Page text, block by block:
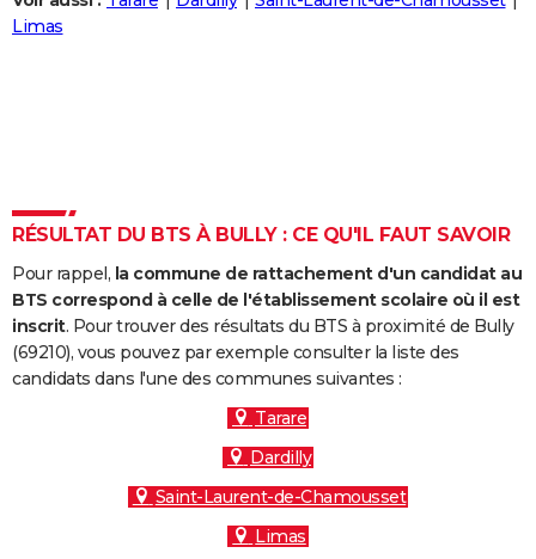
Destinations
City break
Voyage nature
Voyage de noces
Forum
Climat
+
PHOTO
Carte de Noël
Carte Bonne année
Carte Saint-Valentin
Carte Pâques
Carte d'anniversaire
DICTIONNAIRE
Dictionnaire
Biographies
Citations
Expressions
Proverbes
PROGRAMME TV
COPAINS D'AVANT
S'inscrire
Se connecter
Lycées
Collèges
Primaires
Universités
Entreprises
Service militaire
Avis de recherche
AVIS DE DÉCÈS
Limas
RÉSULTAT DU BTS À BULLY : CE QU'IL FAUT SAVOIR
Pour rappel, la commune de rattachement d'un candidat au
BTS correspond à celle de l'établissement scolaire où il est
inscrit. Pour trouver des résultats du BTS à proximité de Bully
(69210), vous pouvez par exemple consulter la liste des
candidats dans l'une des communes suivantes :
Tarare
Dardilly
Saint-Laurent-de-Chamousset
Limas